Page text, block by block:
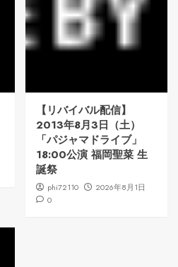
【リバイバル配信】
2013年8月3日（土）
「パジャマドライブ」
18:00公演 福岡聖菜 生
誕祭
phi72110
2026年8月1日
0